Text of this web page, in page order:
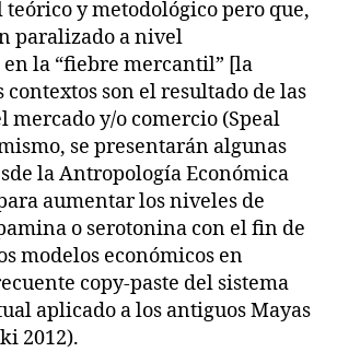
y metodológico pero que,
paralizado a nivel
la “fiebre mercantil” [la
contextos son el resultado de las
mercado y/o comercio (Speal
se presentarán algunas
la Antropología Económica
aumentar los niveles de
o serotonina con el fin de
modelos económicos en
copy-paste del sistema
aplicado a los antiguos Mayas
2012).